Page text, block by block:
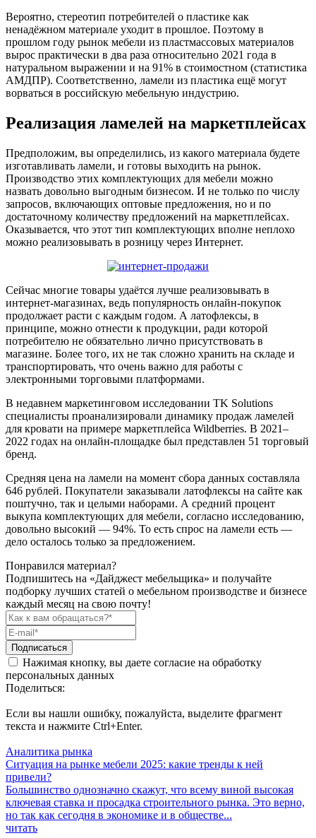
Вероятно, стереотип потребителей о пластике как
ненадёжном материале уходит в прошлое. Поэтому в
прошлом году рынок мебели из пластмассовых материалов
вырос практически в два раза относительно 2021 года в
натуральном выражении и на 91% в стоимостном (статистика
АМДПР). Соответственно, ламели из пластика ещё могут
ворваться в российскую мебельную индустрию.
Реализация ламелей на маркетплейсах
Предположим, вы определились, из какого материала будете
изготавливать ламели, и готовы выходить на рынок.
Производство этих комплектующих для мебели можно
назвать довольно выгодным бизнесом. И не только по числу
запросов, включающих оптовые предложения, но и по
достаточному количеству предложений на маркетплейсах.
Оказывается, что этот тип комплектующих вполне неплохо
можно реализовывать в розницу через Интернет.
Сейчас многие товары удаётся лучше реализовывать в
интернет-магазинах, ведь популярность онлайн-покупок
продолжает расти с каждым годом. А латофлексы, в
принципе, можно отнести к продукции, ради которой
потребителю не обязательно лично присутствовать в
магазине. Более того, их не так сложно хранить на складе и
транспортировать, что очень важно для работы с
электронными торговыми платформами.
В недавнем маркетинговом исследовании TK Solutions
специалисты проанализировали динамику продаж ламелей
для кровати на примере маркетплейса Wildberries. В 2021–
2022 годах на онлайн-площадке был представлен 51 торговый
бренд.
Средняя цена на ламели на момент сбора данных составляла
646 рублей. Покупатели заказывали латофлексы на сайте как
поштучно, так и целыми наборами. А средний процент
выкупа комплектующих для мебели, согласно исследованию,
довольно высокий — 94%. То есть спрос на ламели есть —
дело осталось только за предложением.
Понравился материал?
Подпишитесь на «Дайджест мебельщика» и получайте
подборку лучших статей о мебельном производстве и бизнесе
каждый месяц на свою почту!
Подписаться
Нажимая кнопку, вы даете согласие на обработку
персональных данных
Поделиться:
Если вы нашли ошибку, пожалуйста, выделите фрагмент
текста и нажмите Ctrl+Enter.
Аналитика рынка
Ситуация на рынке мебели 2025: какие тренды к ней
привели?
Большинство однозначно скажут, что всему виной высокая
ключевая ставка и просадка строительного рынка. Это верно,
но так как сегодня в экономике и в обществе...
читать